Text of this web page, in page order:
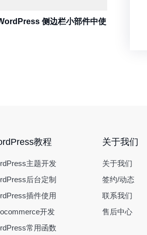
侧边栏小部件中使
教程
主题开发
后台定制
插件使用
开发
常用函数
关于我们
关于我们
签约/动态
联系我们
售后中心